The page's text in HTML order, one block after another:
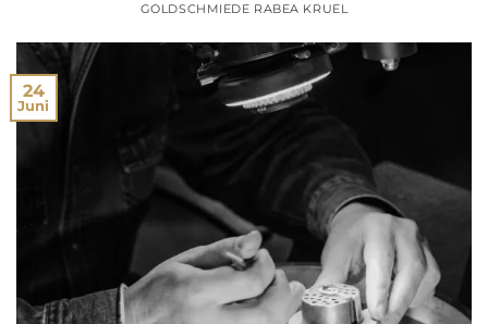
GOLDSCHMIEDE RABEA KRUEL
24
Juni